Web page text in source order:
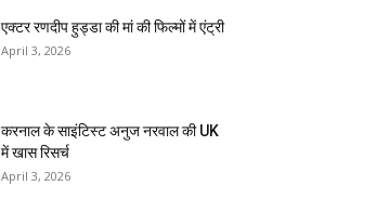
एक्टर रणदीप हुड्डा की मां की फिल्मों में एंट्री
April 3, 2026
करनाल के साइंटिस्ट अनुज नरवाल की UK
में खास रिसर्च
April 3, 2026